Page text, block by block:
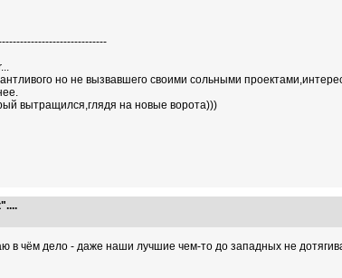
но не вызвавшего своими сольными
вытращился,глядя на новые ворота)))
в чём дело - даже наши лучшие чем-то до западных не